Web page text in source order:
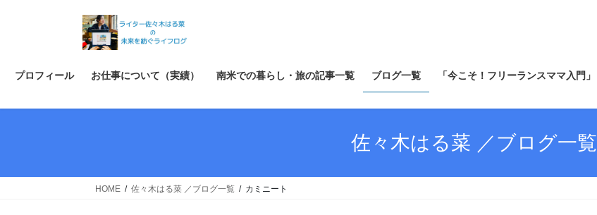
ス
ン
プロフィール お仕事について（実績） 南米での暮らし・旅の記事一覧 ブログ一覧 「今こそ！フリーランスママ入門」
佐々木はる菜 ／ブログ一覧
HOME 佐々木はる菜 ／ブログ一覧 カミニート